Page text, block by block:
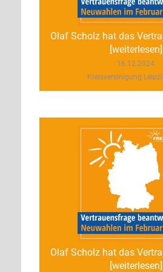
Olaf Scholz hat das
[weiterlesen]
16.12.2024
Kreisvereinigung
Olaf Scholz hat das
[weiterlesen]